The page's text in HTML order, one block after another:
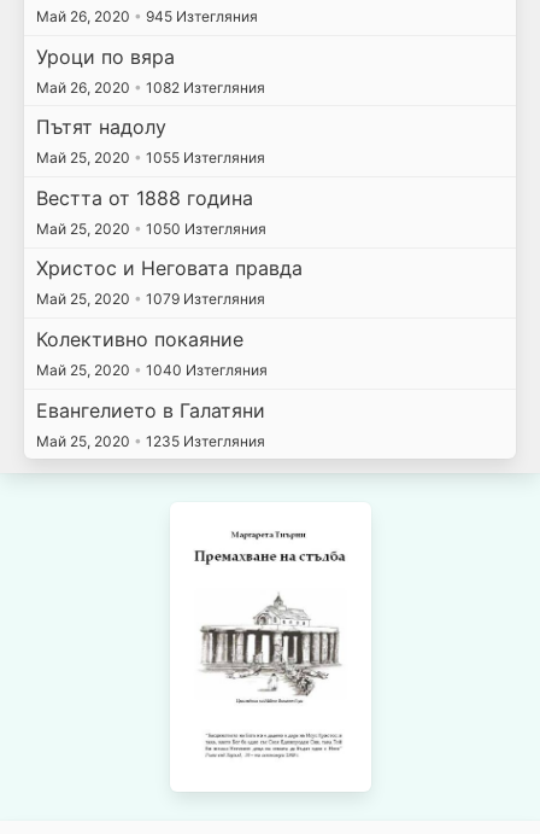
Май 26, 2020 • 945 Изтегляния
Уроци по вяра
Май 26, 2020 • 1082 Изтегляния
Пътят надолу
Май 25, 2020 • 1055 Изтегляния
Вестта от 1888 година
Май 25, 2020 • 1050 Изтегляния
Христос и Неговата правда
Май 25, 2020 • 1079 Изтегляния
Колективно покаяние
Май 25, 2020 • 1040 Изтегляния
Евангелието в Галатяни
Май 25, 2020 • 1235 Изтегляния